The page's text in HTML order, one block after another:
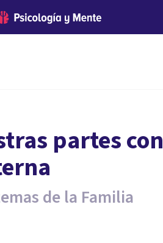
partes con
de la Familia